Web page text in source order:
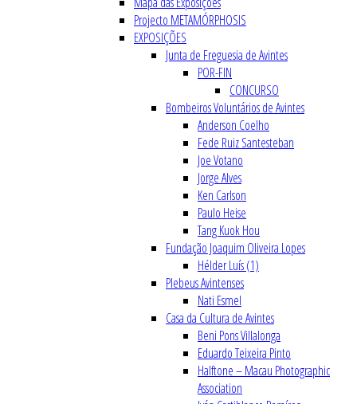
Projecto METAMÓRPHOSIS
EXPOSIÇÕES
Junta de Freguesia de Avintes
POR-FIN
CONCURSO
Bombeiros Voluntários de Avintes
Anderson Coelho
Fede Ruiz Santesteban
Joe Votano
Jorge Alves
Ken Carlson
Paulo Heise
Tang Kuok Hou
Fundação Joaquim Oliveira Lopes
Hélder Luís (1)
Plebeus Avintenses
Nati Esmel
Casa da Cultura de Avintes
Beni Pons Villalonga
Eduardo Teixeira Pinto
Halftone – Macau Photographic
Association